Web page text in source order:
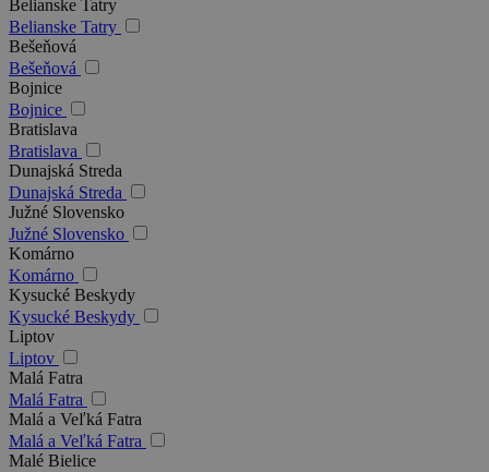
Belianske Tatry
Belianske Tatry
Bešeňová
Bešeňová
Bojnice
Bojnice
Bratislava
Bratislava
Dunajská Streda
Dunajská Streda
Južné Slovensko
Južné Slovensko
Komárno
Komárno
Kysucké Beskydy
Kysucké Beskydy
Liptov
Liptov
Malá Fatra
Malá Fatra
Malá a Veľká Fatra
Malá a Veľká Fatra
Malé Bielice